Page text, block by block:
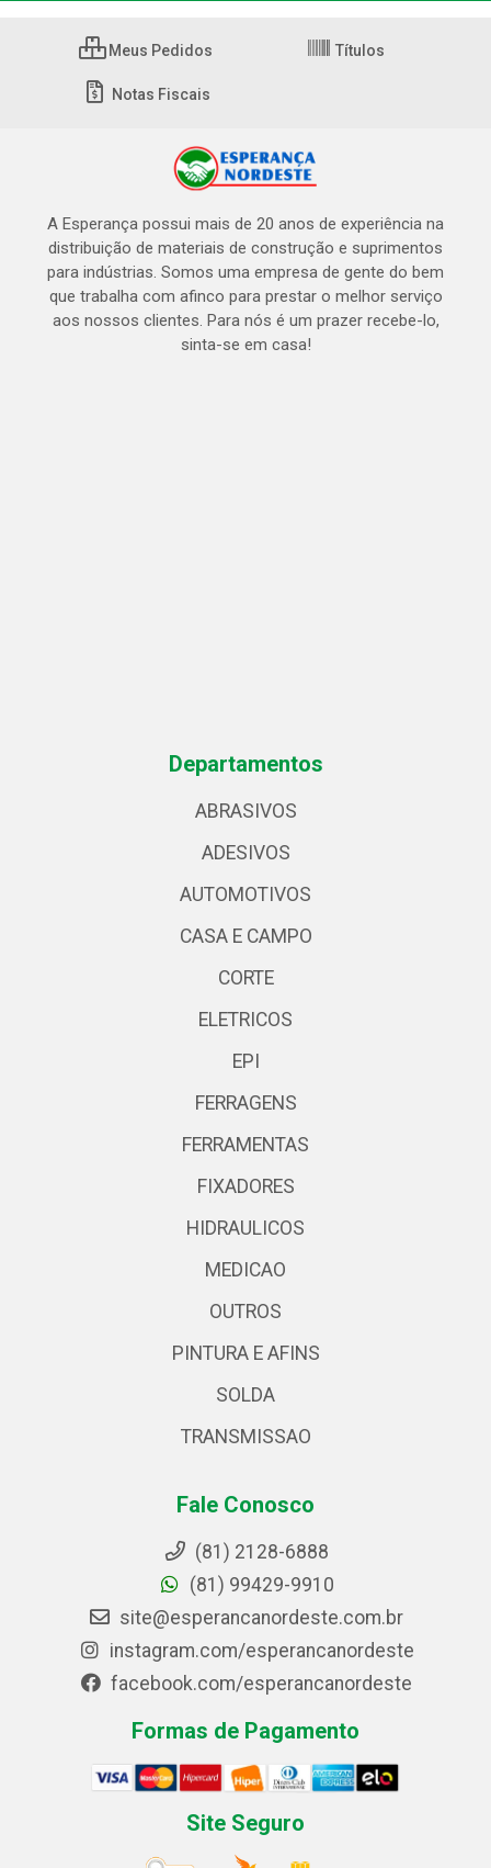
Meus Pedidos Títulos
Notas Fiscais
A Esperança possui mais de 20 anos de experiência na
distribuição de materiais de construção e suprimentos
para indústrias. Somos uma empresa de gente do bem
que trabalha com afinco para prestar o melhor serviço
aos nossos clientes. Para nós é um prazer recebe-lo,
sinta-se em casa!
Departamentos
ABRASIVOS
ADESIVOS
AUTOMOTIVOS
CASA E CAMPO
CORTE
ELETRICOS
EPI
FERRAGENS
FERRAMENTAS
FIXADORES
HIDRAULICOS
MEDICAO
OUTROS
PINTURA E AFINS
SOLDA
TRANSMISSAO
Fale Conosco
(81) 2128-6888
(81) 99429-9910
site@esperancanordeste.com.br
instagram.com/esperancanordeste
facebook.com/esperancanordeste
Formas de Pagamento
Site Seguro